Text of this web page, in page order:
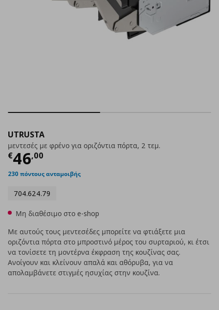
UTRUSTA
μεντεσές με φρένο για οριζόντια πόρτα, 2 τεμ.
€46,00
Τρέχουσα τιμή
230 πόντους ανταμοιβής
704.624.79
Μη διαθέσιμο στο e-shop
Με αυτούς τους μεντεσέδες μπορείτε να φτιάξετε μια
οριζόντια πόρτα στο μπροστινό μέρος του συρταριού, κι έτσι
να τονίσετε τη μοντέρνα έκφραση της κουζίνας σας.
Ανοίγουν και κλείνουν απαλά και αθόρυβα, για να
απολαμβάνετε στιγμές ησυχίας στην κουζίνα.